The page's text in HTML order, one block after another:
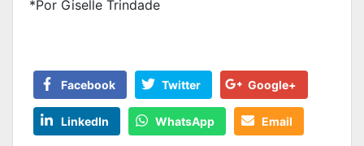
*Por Giselle Trindade
Facebook Twitter Google+
LinkedIn WhatsApp Email